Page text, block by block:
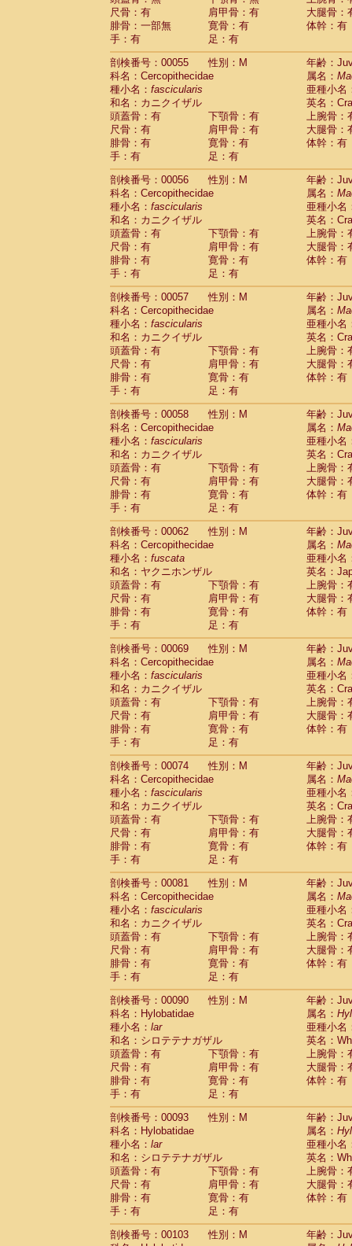
CercopithecidaeMacaca radiata(8)
CercopithecidaeMacaca silenus(1)
CercopithecidaeMacaca sinica (0)
CercopithecidaeMacaca sylvanus
CercopithecidaeMacaca thibetana (0)
Cercopithecidae Macaca tonkeana (0)
Cercopithecidae hybrid(1)
Cercopithecidae (0)
CercopithecidaeAllenopithecus
CercopithecidaeCercopithecus
CercopithecidaeCercopithecus
CercopithecidaeCercopithecus
CercopithecidaeCercopithecus diana
CercopithecidaeCercopithecus
Cercopithecidae
Cercopithecus
Cercopithecidae
Cercopithecus mitis
CercopithecidaeCercopithecus mitis
CercopithecidaeCercopithecus mitis
CercopithecidaeCercopithecus mona
CercopithecidaeCercopithecus
CercopithecidaeCercopithecus
CercopithecidaeCercopithecus
Cercopithecidae
Cercopithecusspp.(0)
Cercopithecidae
Chlorocebus
CercopithecidaeChlorocebus
CercopithecidaeErythrocebus patas
CercopithecidaeMiopithecus talapoin
CercopithecidaeCercopithecinae spp.
CercopithecidaeColobus angolensis
CercopithecidaeColobus guereza (0)
Cercopithecidae Colobus polykomos
Cercopithecidae Piliocolobus badius
Cercopithecidae Kasi senex vetulus(0)
CercopithecidaeKasi senex
CercopithecidaeNasalis larvatus(0)
CercopithecidaePresbytes
CercopithecidaePygathrix nemaeus
CercopithecidaeSemnopithecus
Cercopithecidae
Trachypithecus
Cercopithecidae
Trachypithecus
Cercopithecidae
Trachypithecus
CercopithecidaeTrachypithecus
CercopithecidaeColobinae spp.(0)
CercopithecidaePresbytesinaespp.(0)
CercopithecidaeCercopithecidae
HylobatidaeHoolock hoolock(0)
HylobatidaeHylobates agilis
HylobatidaeHylobates klossii (0)
Hylobatidae
HylobatidaeHylobates moloch(0)
Hylobatidae Hylobates muelleri(0)
HylobatidaeHylobates pileatus(2)
Hylobatidae Hylobates
HylobatidaeHylobateshybrid(0)
HylobatidaeNomascus concolor(0)
HylobatidaeSymphalangus
Hominidae
(0)
Hominidae
Hominidae Gorilla gorilla beringei(0)
Hominidae Gorilla gorilla gorilla(0)
Primates misc.(0)
Scandentia Dendrogale melanura
Scandentia Ptilocercus lowii
ScandentiaTupaia glis
Scandentia
Scandentia
尺骨：有
肩甲骨：有
大腿骨：
腓骨：一部無
寛骨：有
体幹：有
手：有
足：有
剖検番号：00055
性別：M
年齢：
科名：Cercopithecidae
属名：
種小名： fascicularis
亜種小名
和名：カニクイザル
英名：
頭蓋骨：有
下顎骨：有
上腕骨：
尺骨：有
肩甲骨：有
大腿骨：
腓骨：有
寛骨：有
体幹：有
手：有
足：有
剖検番号：00056
性別：M
年齢：
科名：Cercopithecidae
属名：
種小名： fascicularis
亜種小名
和名：カニクイザル
英名：
頭蓋骨：有
下顎骨：有
上腕骨：
尺骨：有
肩甲骨：有
大腿骨：
腓骨：有
寛骨：有
体幹：有
手：有
足：有
剖検番号：00057
性別：M
年齢：
科名：Cercopithecidae
属名：
種小名： fascicularis
亜種小名
和名：カニクイザル
英名：
頭蓋骨：有
下顎骨：有
上腕骨：
尺骨：有
肩甲骨：有
大腿骨：
腓骨：有
寛骨：有
体幹：有
手：有
足：有
剖検番号：00058
性別：M
年齢：
科名：Cercopithecidae
属名：
種小名： fascicularis
亜種小名
和名：カニクイザル
英名：
頭蓋骨：有
下顎骨：有
上腕骨：
尺骨：有
肩甲骨：有
大腿骨：
腓骨：有
寛骨：有
体幹：有
手：有
足：有
剖検番号：00062
性別：M
年齢：
科名：Cercopithecidae
属名：
種小名： fuscata
亜種小名
和名：ヤクニホンザル
英名：
頭蓋骨：有
下顎骨：有
上腕骨：
尺骨：有
肩甲骨：有
大腿骨：
腓骨：有
寛骨：有
体幹：有
手：有
足：有
剖検番号：00069
性別：M
年齢：
科名：Cercopithecidae
属名：
種小名： fascicularis
亜種小名
和名：カニクイザル
英名：
頭蓋骨：有
下顎骨：有
上腕骨：
尺骨：有
肩甲骨：有
大腿骨：
腓骨：有
寛骨：有
体幹：有
手：有
足：有
剖検番号：00074
性別：M
年齢：
科名：Cercopithecidae
属名：
種小名： fascicularis
亜種小名
和名：カニクイザル
英名：
頭蓋骨：有
下顎骨：有
上腕骨：
尺骨：有
肩甲骨：有
大腿骨：
腓骨：有
寛骨：有
体幹：有
手：有
足：有
剖検番号：00081
性別：M
年齢：
科名：Cercopithecidae
属名：
種小名： fascicularis
亜種小名
和名：カニクイザル
英名：
頭蓋骨：有
下顎骨：有
上腕骨：
尺骨：有
肩甲骨：有
大腿骨：
腓骨：有
寛骨：有
体幹：有
手：有
足：有
剖検番号：00090
性別：M
年齢：
科名：Hylobatidae
属名：
種小名： lar
亜種小名
和名：シロテテナガザル
英名：
頭蓋骨：有
下顎骨：有
上腕骨：
尺骨：有
肩甲骨：有
大腿骨：
腓骨：有
寛骨：有
体幹：有
手：有
足：有
剖検番号：00093
性別：M
年齢：
科名：Hylobatidae
属名：
種小名： lar
亜種小名
和名：シロテテナガザル
英名：
頭蓋骨：有
下顎骨：有
上腕骨：
尺骨：有
肩甲骨：有
大腿骨：
腓骨：有
寛骨：有
体幹：有
手：有
足：有
剖検番号：00103
性別：M
年齢：